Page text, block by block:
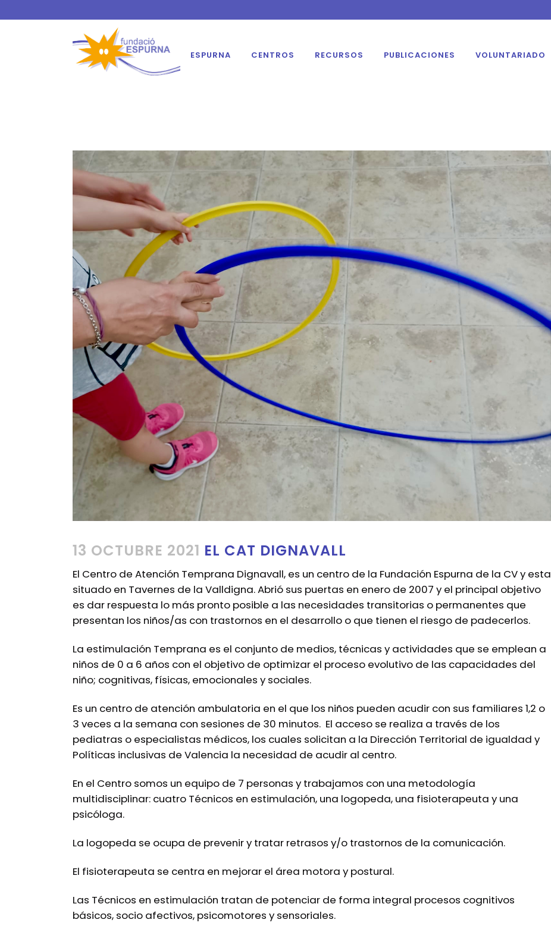
ESPURNA CENTROS RECURSOS PUBLICACIONES VOLUNTARIADO
13 OCTUBRE 2021 EL CAT DIGNAVALL
El Centro de Atención Temprana Dignavall, es un centro de la Fundación Espurna de la CV y esta
situado en Tavernes de la Valldigna. Abrió sus puertas en enero de 2007 y el principal objetivo
es dar respuesta lo más pronto posible a las necesidades transitorias o permanentes que
presentan los niños/as con trastornos en el desarrollo o que tienen el riesgo de padecerlos.
La estimulación Temprana es el conjunto de medios, técnicas y actividades que se emplean a
niños de 0 a 6 años con el objetivo de optimizar el proceso evolutivo de las capacidades del
niño; cognitivas, físicas, emocionales y sociales.
Es un centro de atención ambulatoria en el que los niños pueden acudir con sus familiares 1,2 o
3 veces a la semana con sesiones de 30 minutos. El acceso se realiza a través de los
pediatras o especialistas médicos, los cuales solicitan a la Dirección Territorial de igualdad y
Políticas inclusivas de Valencia la necesidad de acudir al centro.
En el Centro somos un equipo de 7 personas y trabajamos con una metodología
multidisciplinar: cuatro Técnicos en estimulación, una logopeda, una fisioterapeuta y una
psicóloga.
La logopeda se ocupa de prevenir y tratar retrasos y/o trastornos de la comunicación.
El fisioterapeuta se centra en mejorar el área motora y postural.
Las Técnicos en estimulación tratan de potenciar de forma integral procesos cognitivos
básicos, socio afectivos, psicomotores y sensoriales.